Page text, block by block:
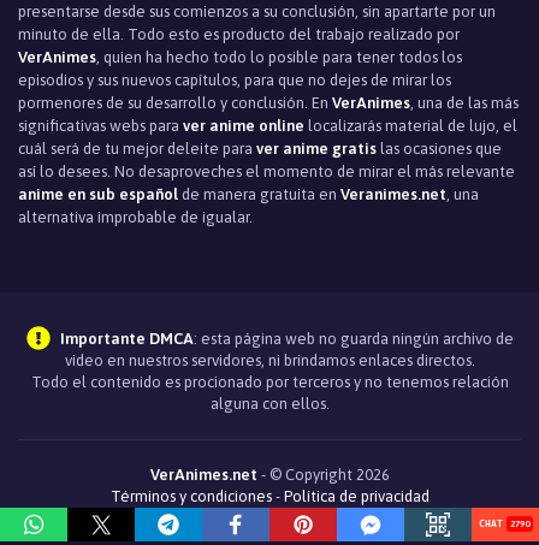
Episodio 16
Episodio 15
Episodio 14
Episodio 13
Episodio 12
Episodio 9
Episodio 6
presentarse desde sus comienzos a su conclusión, sin apartarte por un
minuto de ella. Todo esto es producto del trabajo realizado por
VerAnimes , quien ha hecho todo lo posible para tener todos los
episodios y sus nuevos capítulos, para que no dejes de mirar los
pormenores de su desarrollo y conclusión. En VerAnimes , una de las más
significativas webs para ver anime online localizarás material de lujo, el
cuál será de tu mejor deleite para ver anime gratis las ocasiones que
así lo desees. No desaproveches el momento de mirar el más relevante
anime en sub español de manera gratuita en Veranimes.net , una
alternativa improbable de igualar.
Importante DMCA: esta página web no guarda ningún archivo de
video en nuestros servidores, ni brindamos enlaces directos.
Todo el contenido es procionado por terceros y no tenemos relación
alguna con ellos.
VerAnimes.net - © Copyright 2026
Términos y condiciones- Política de privacidad
2790